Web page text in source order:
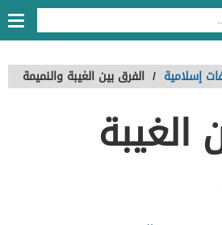
إسلامية / الفرق بين الغيبة والنميمة
الغيبة